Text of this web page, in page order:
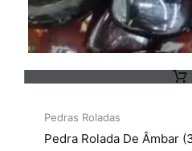
Pedras Roladas
Pedra Rolada De Âmbar